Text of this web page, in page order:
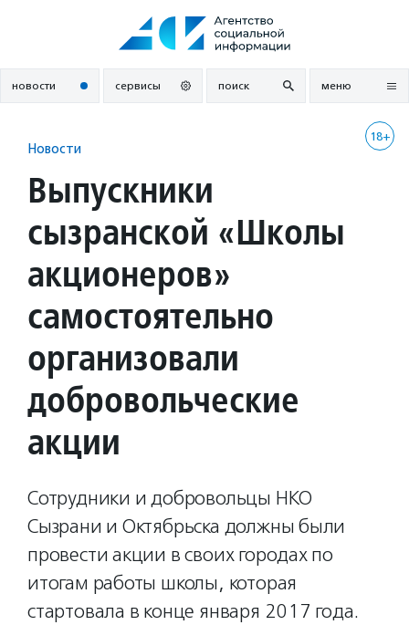
новости сервисы поиск меню
18+
Новости
Выпускники
сызранской «Школы
акционеров»
самостоятельно
организовали
добровольческие
акции
Сотрудники и добровольцы НКО
Сызрани и Октябрьска должны были
провести акции в своих городах по
итогам работы школы, которая
стартовала в конце января 2017 года.